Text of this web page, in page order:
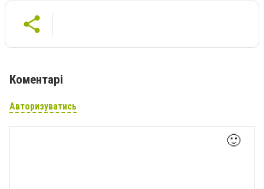
Коментарі
Авторизуватись
🙂